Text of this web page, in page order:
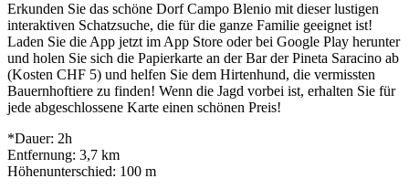
Erkunden Sie das schöne Dorf Campo Blenio mit dieser lustigen
interaktiven Schatzsuche, die für die ganze Familie geeignet ist!
Laden Sie die App jetzt im App Store oder bei Google Play herunter
und holen Sie sich die Papierkarte an der Bar der Pineta Saracino ab
(Kosten CHF 5) und helfen Sie dem Hirtenhund, die vermissten
Bauernhoftiere zu finden! Wenn die Jagd vorbei ist, erhalten Sie für
jede abgeschlossene Karte einen schönen Preis!
*Dauer: 2h
Entfernung: 3,7 km
Höhenunterschied: 100 m